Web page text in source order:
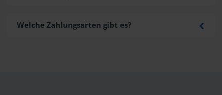
Welche Zahlungsarten gibt es?